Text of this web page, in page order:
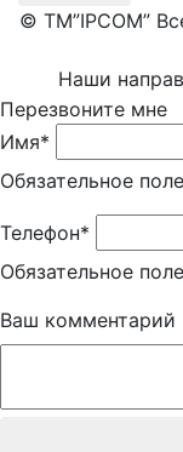
© ТМ”IPCOM”
Наши
Перезвоните мне
Имя*
Обязательное поле
Телефон*
Обязательное поле
Ваш комментарий